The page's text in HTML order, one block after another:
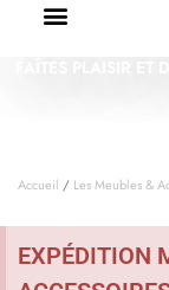
Accueil / Les Meubles &
EXPÉDITION